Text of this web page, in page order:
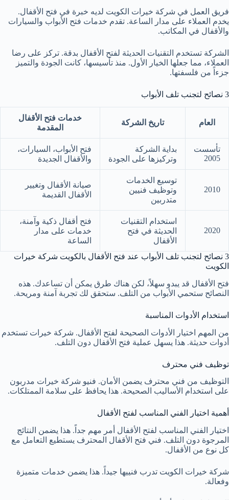
فريق العمل في شركة خيرات الكويت لديه خبرة في فتح الأقفال.
يخدم العملاء على مدار الساعة. تقدم خدمات فتح الأبواب والسيارات
والأقفال في المكاتب.
الشركة تستخدم التقنيات الحديثة لفتح الأقفال بدقة. تركز على رضا
العملاء، مما جعلها الخيار الأول. منذ تأسيسها، كانت الجودة والتميز
جزءاً من فلسفتها.
3 نصائح لتجنب تلف الأبواب
العام تاريخ الشركة
خدمات فتح الأقفال
المقدمة
تأسست
2005
بداية الشركة
وتركيزها على الجودة
فتح الأبواب، السيارات،
والأقفال الجديدة
2010
توسيع الخدمات
وتوظيف فنيين
متدربين
صيانة الأقفال وتغيير
الأقفال القديمة
2020
استخدام التقنيات
الحديثة في فتح
الأقفال
فتح أقفال ذكية وآمنة،
خدمات على مدار
الساعة
3 نصائح لتجنب تلف الأبواب عند فتح الأقفال بالكويت شركة خيرات
الكويت
فتح الأقفال قد يبدو سهلاً، لكن هناك طرق يمكن أن تساعدك. هذه
النصائح ستحمي الأبواب من التلف. ستحقق لك تجربة آمنة ومريحة.
استخدام الأدوات المناسبة
من المهم اختيار الأدوات الصحيحة لفتح الأقفال. شركة خيرات تستخدم
أدوات حديثة. هذا يسهل عملية فتح الأقفال دون التلف.
توظيف فني محترف
التوظيف من فني محترف يضمن الأمان. فنيو شركة خيرات مدربون
على استخدام الأساليب الصحيحة. هذا يحافظ على سلامة الممتلكات.
أهمية اختيار الفني المناسب لفتح الأقفال
اختيار الفني المناسب لفتح الأقفال أمر مهم جداً. هذا يضمن النتائج
المرجوة دون التلف. فني فتح الأقفال المحترف يستطيع التعامل مع
كل نوع من الأقفال.
شركة خيرات الكويت تدرب فنييها جيداً. هذا يضمن خدمات متميزة
وفعالة.